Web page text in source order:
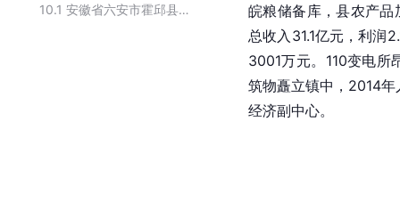
10.1
安徽省六安市霍邱县行政区划
皖粮储备库，县农产
总收入31.1亿元，利润
3001万元。110变电所
筑物矗立镇中，2014
经济副中心。